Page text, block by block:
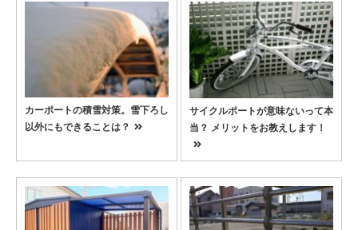
カーポートの積雪対策。雪下ろし
以外にもできることは？
サイクルポートが意味ないって本
当？ メリットをお教えします！